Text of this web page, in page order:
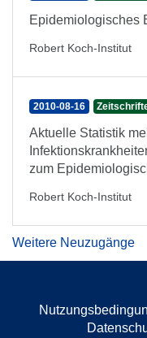
Epidemiologisches
Robert Koch-Institut
2010-08-16
Aktuelle Statistik
zum
Robert Koch-Institut
Weitere Neuzugänge